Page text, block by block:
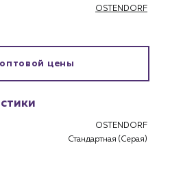
OSTENDORF
цены
OSTENDORF
Стандартная (Серая)